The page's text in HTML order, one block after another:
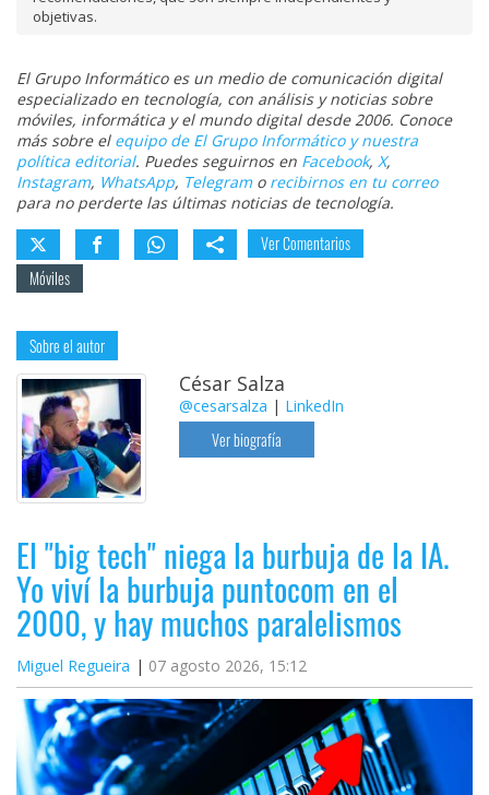
objetivas.
El Grupo Informático es un medio de comunicación digital
especializado en tecnología, con análisis y noticias sobre
móviles, informática y el mundo digital desde 2006. Conoce
más sobre el equipo de El Grupo Informático y nuestra
política editorial. Puedes seguirnos en Facebook, X,
Instagram, WhatsApp, Telegramo recibirnos en tu correo
para no perderte las últimas noticias de tecnología.
Ver Comentarios
Móviles
Sobre el autor
César Salza
@cesarsalza | LinkedIn
Ver biografía
El "big tech" niega la burbuja de la IA.
Yo viví la burbuja puntocom en el
2000, y hay muchos paralelismos
Miguel Regueira 07 agosto 2026, 15:12